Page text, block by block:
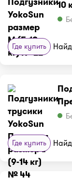
10
Где купить
Где купить